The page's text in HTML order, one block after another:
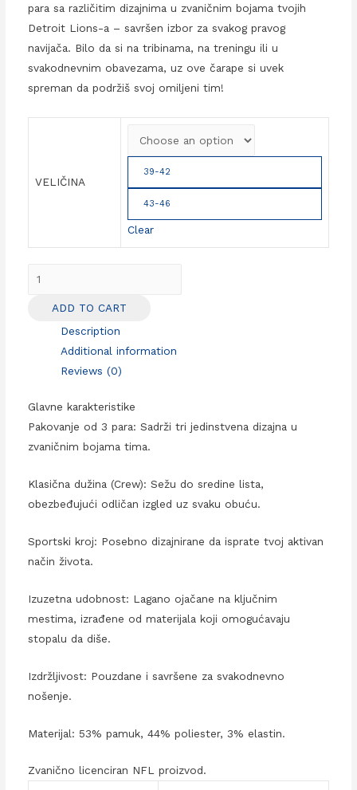
para sa različitim dizajnima u zvaničnim bojama tvojih
Detroit Lions-a – savršen izbor za svakog pravog
navijača. Bilo da si na tribinama, na treningu ili u
svakodnevnim obavezama, uz ove čarape si uvek
spreman da podržiš svoj omiljeni tim!
VELIČINA
39-42
43-46
Clear
timski
(3
kom)
quantity
ADD TO CART
Description
Additional information
Reviews (0)
Glavne karakteristike
Pakovanje od 3 para: Sadrži tri jedinstvena dizajna u
zvaničnim bojama tima.
Klasična dužina (Crew): Sežu do sredine lista,
obezbeđujući odličan izgled uz svaku obuću.
Sportski kroj: Posebno dizajnirane da isprate tvoj aktivan
način života.
Izuzetna udobnost: Lagano ojačane na ključnim
mestima, izrađene od materijala koji omogućavaju
stopalu da diše.
Izdržljivost: Pouzdane i savršene za svakodnevno
nošenje.
Materijal: 53% pamuk, 44% poliester, 3% elastin.
Zvanično licenciran NFL proizvod.